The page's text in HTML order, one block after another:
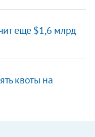
еще $1,6 млрд
квоты на